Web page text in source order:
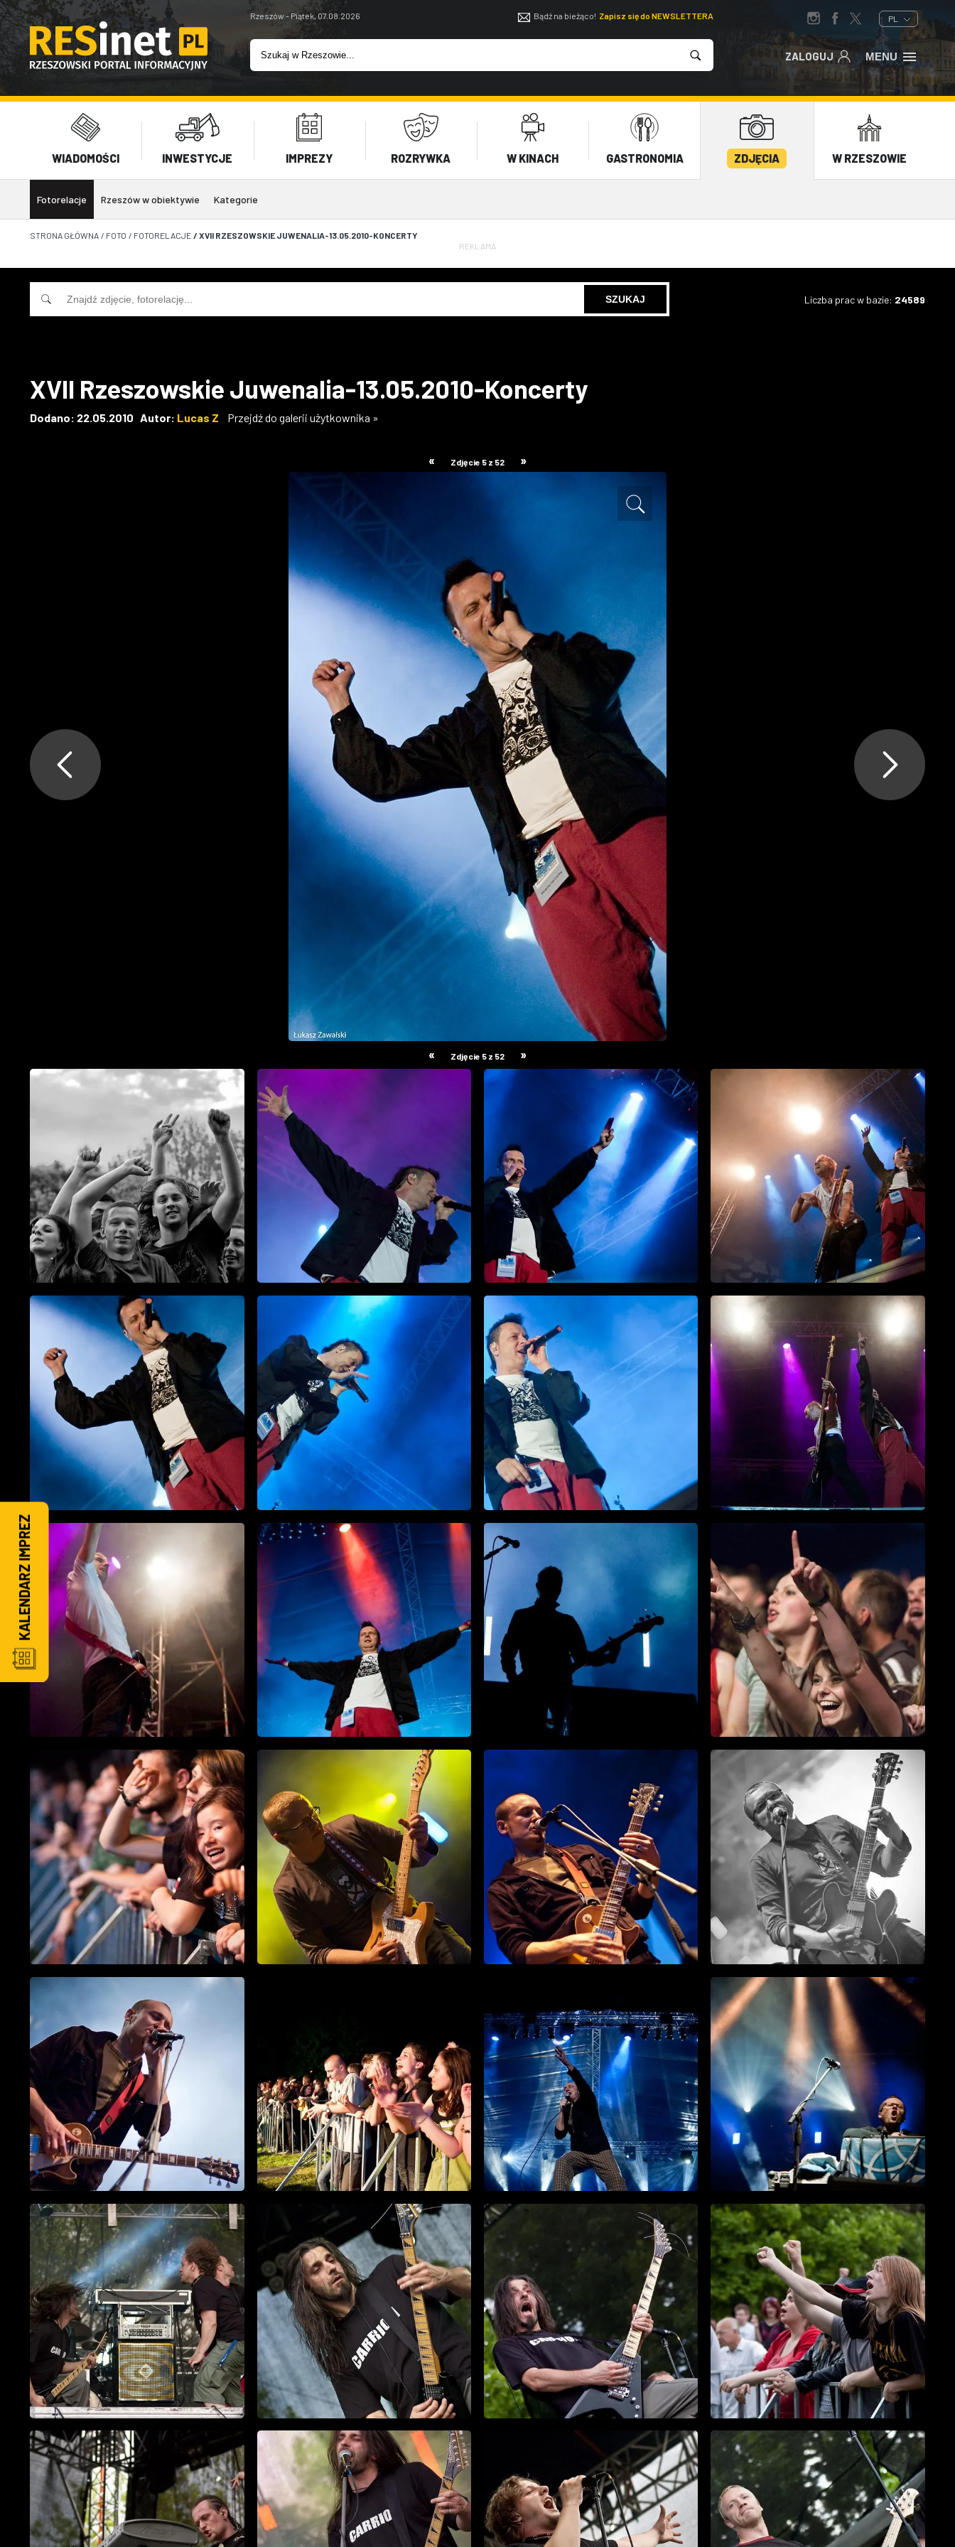
Rzeszów - Piątek, 07.08.2026 Bądź na bieżąco! Zapisz się do NEWSLETTERA PL
ZALOGUJ MENU
WIADOMOŚCI INWESTYCJE IMPREZY ROZRYWKA W KINACH GASTRONOMIA ZDJĘCIA W RZESZOWIE
Fotorelacje Rzeszów w obiektywie Kategorie
STRONA GŁÓWNA / FOTO / FOTORELACJE / XVII RZESZOWSKIE JUWENALIA-13.05.2010-KONCERTY
REKLAMA
Liczba prac w bazie: 24589
XVII Rzeszowskie Juwenalia-13.05.2010-Koncerty
Dodano: 22.05.2010 Autor: Lucas Z Przejdź do galerii użytkownika »
« Zdjęcie 5 z 52 »
« Zdjęcie 5 z 52 »
KALENDARZ IMPREZ